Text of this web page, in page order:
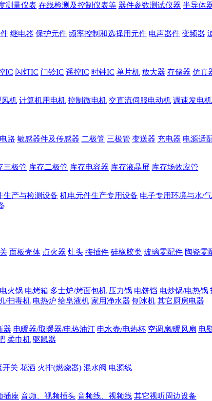
测量仪表 在线检测及控制仪表等 器件参数测试仪器 半导体
继电器 保护元件 频率控制和选择用元件 电声器件 变频器
IC 闪灯IC 门铃IC 遥控IC 时钟IC 单片机 放大器 存储器 仿真
机 计算机用电机 控制微电机 交直流伺服电动机 调速发电机
路 敏感器件及传感器 二极管 三极管 变送器 充电器 电源适
三极管 库存二极管 库存电容器 库存液晶屏 库存场效应管
生产与检测设备 机电元件生产专用设备 电子专用环境与水/
面板壳体 点火器 灶头 接插件 硅橡胶类 玻璃零配件 陶瓷零
电火锅 电烤箱 多士炉/烤面包机 压力锅 电饼铛 电炒锅/电热锅
/扫毒机 电热炉 给皂液机 家用净水器 刨冰机 其它厨房电器
器 电暖器/取暖器/电热油汀 电水壶/电热杯 空调扇/暖风扇 电
柔巾机 驱鼠器
开关 花洒 火排(燃烧器) 混水阀 电源线
插座 音频、视频插头 音频线、视频线 其它视听周边设备